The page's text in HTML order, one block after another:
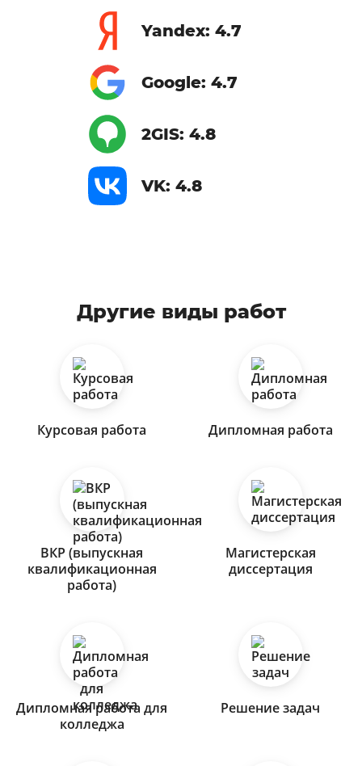
Yandex: 4.7
Google: 4.7
2GIS: 4.8
VK: 4.8
Другие виды работ
Курсовая работа Дипломная работа
ВКР (выпускная
квалификационная
работа)
Магистерская
диссертация
Дипломная работа для
колледжа
Решение задач